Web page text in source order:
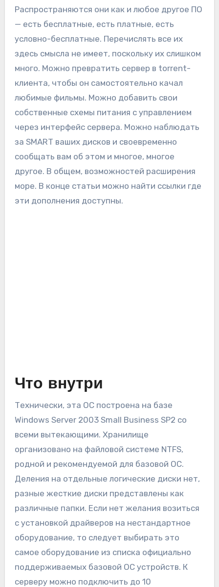
Распространяются они как и любое другое ПО
— есть бесплатные, есть платные, есть
условно-бесплатные. Перечислять все их
здесь смысла не имеет, поскольку их слишком
много. Можно превратить сервер в torrent-
клиента, чтобы он самостоятельно качал
любимые фильмы. Можно добавить свои
собственные схемы питания с управлением
через интерфейс сервера. Можно наблюдать
за SMART ваших дисков и своевременно
сообщать вам об этом и многое, многое
другое. В общем, возможностей расширения
море. В конце статьи можно найти ссылки где
эти дополнения доступны.
Что внутри
Технически, эта ОС построена на базе
Windows Server 2003 Small Business SP2 со
всеми вытекающими. Хранилище
организовано на файловой системе NTFS,
родной и рекомендуемой для базовой ОС.
Деления на отдельные логические диски нет,
разные жесткие диски представлены как
различные папки. Если нет желания возиться
с установкой драйверов на нестандартное
оборудование, то следует выбирать это
самое оборудование из списка официально
поддерживаемых базовой ОС устройств. К
серверу можно подключить до 10